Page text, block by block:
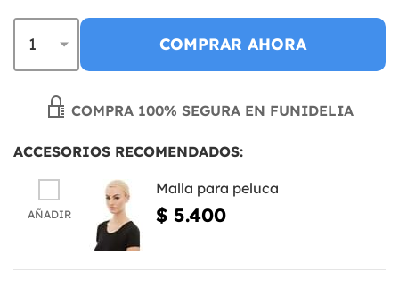
COMPRAR AHORA
COMPRA 100% SEGURA EN FUNIDELIA
ACCESORIOS RECOMENDADOS:
AÑADIR
Malla para peluca
$ 5.400